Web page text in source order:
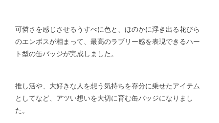
可憐さを感じさせるうすべに色と、ほのかに浮き出る花びら
のエンボスが相まって、最高のラブリー感を表現できるハー
ト型の缶バッジが完成しました。
推し活や、大好きな人を想う気持ちを存分に乗せたアイテム
としてなど、アツい想いを大切に育む缶バッジになりまし
た。